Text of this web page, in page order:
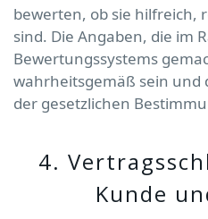
bewerten, ob sie hilfreich,
sind. Die Angaben, die im
Bewertungssystems
wahrheitsgemäß sein und
der gesetzlichen
4.
Kunde